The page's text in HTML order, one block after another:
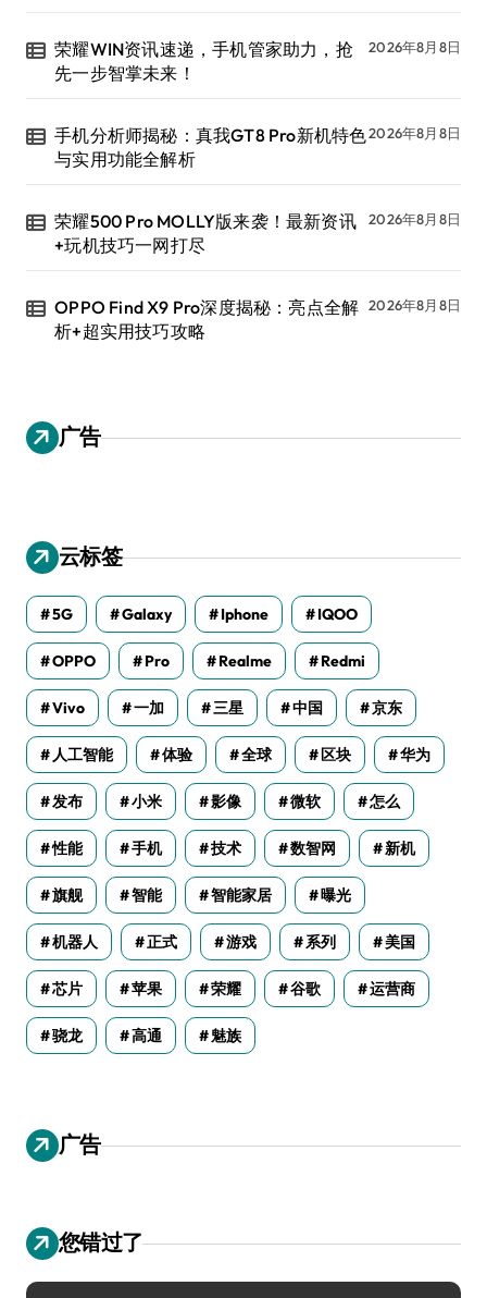
荣耀WIN资讯速递，手机管家助力，抢
先一步智掌未来！
2026年8月8日
手机分析师揭秘：真我GT8 Pro新机特色
与实用功能全解析
2026年8月8日
荣耀500 Pro MOLLY版来袭！最新资讯
+玩机技巧一网打尽
2026年8月8日
OPPO Find X9 Pro深度揭秘：亮点全解
析+超实用技巧攻略
2026年8月8日
广告
云标签
5G Galaxy Iphone IQOO
OPPO Pro Realme Redmi
Vivo 一加 三星 中国 京东
人工智能 体验 全球 区块 华为
发布 小米 影像 微软 怎么
性能 手机 技术 数智网 新机
旗舰 智能 智能家居 曝光
机器人 正式 游戏 系列 美国
芯片 苹果 荣耀 谷歌 运营商
骁龙 高通 魅族
广告
您错过了